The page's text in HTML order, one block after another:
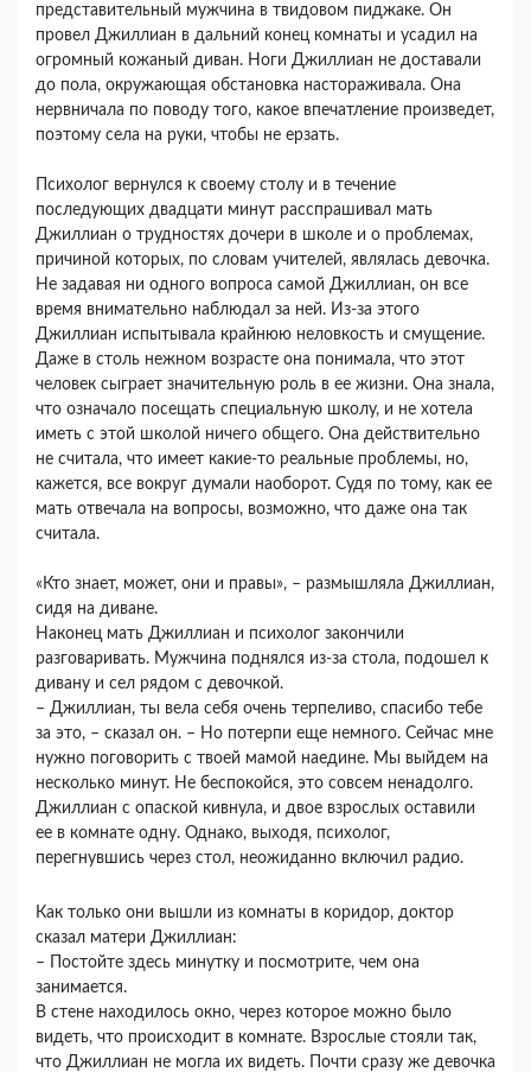
представительный мужчина в твидовом пиджаке. Он
провел Джиллиан в дальний конец комнаты и усадил на
огромный кожаный диван. Ноги Джиллиан не доставали
до пола, окружающая обстановка настораживала. Она
нервничала по поводу того, какое впечатление произведет,
поэтому села на руки, чтобы не ерзать.
Психолог вернулся к своему столу и в течение
последующих двадцати минут расспрашивал мать
Джиллиан о трудностях дочери в школе и о проблемах,
причиной которых, по словам учителей, являлась девочка.
Не задавая ни одного вопроса самой Джиллиан, он все
время внимательно наблюдал за ней. Из-за этого
Джиллиан испытывала крайнюю неловкость и смущение.
Даже в столь нежном возрасте она понимала, что этот
человек сыграет значительную роль в ее жизни. Она знала,
что означало посещать специальную школу, и не хотела
иметь с этой школой ничего общего. Она действительно
не считала, что имеет какие-то реальные проблемы, но,
кажется, все вокруг думали наоборот. Судя по тому, как ее
мать отвечала на вопросы, возможно, что даже она так
считала.
«Кто знает, может, они и правы», – размышляла Джиллиан,
сидя на диване.
Наконец мать Джиллиан и психолог закончили
разговаривать. Мужчина поднялся из-за стола, подошел к
дивану и сел рядом с девочкой.
– Джиллиан, ты вела себя очень терпеливо, спасибо тебе
за это, – сказал он. – Но потерпи еще немного. Сейчас мне
нужно поговорить с твоей мамой наедине. Мы выйдем на
несколько минут. Не беспокойся, это совсем ненадолго.
Джиллиан с опаской кивнула, и двое взрослых оставили
ее в комнате одну. Однако, выходя, психолог,
перегнувшись через стол, неожиданно включил радио.
Как только они вышли из комнаты в коридор, доктор
сказал матери Джиллиан:
– Постойте здесь минутку и посмотрите, чем она
занимается.
В стене находилось окно, через которое можно было
видеть, что происходит в комнате. Взрослые стояли так,
что Джиллиан не могла их видеть. Почти сразу же девочка